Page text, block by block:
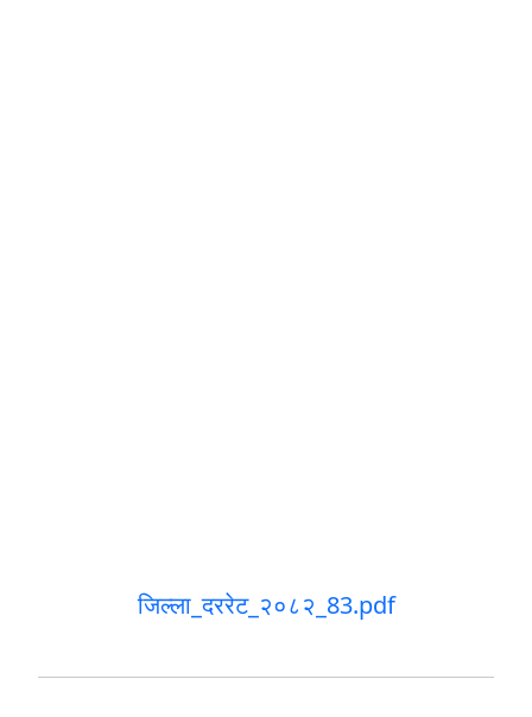
जिल्ला_दररेट_२०८२_83.pdf